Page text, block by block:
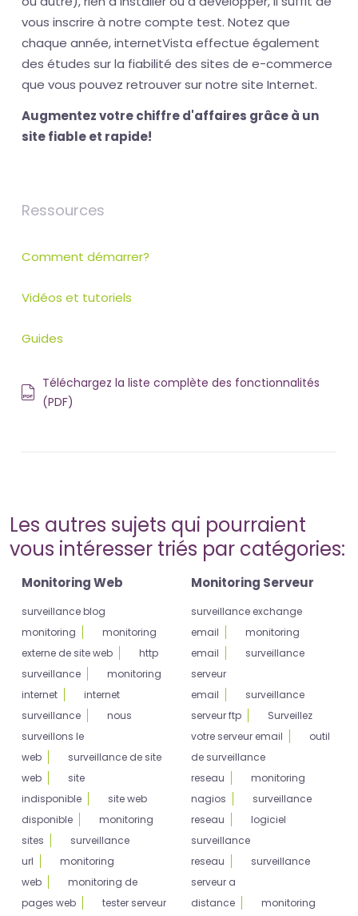
vous inscrire à notre compte test. Notez que
chaque année, internetVista effectue également
des études sur la fiabilité des sites de e-commerce
que vous pouvez retrouver sur notre site Internet.
Augmentez votre chiffre d'affaires grâce à un
site fiable et rapide!
Ressources
Comment démarrer?
Vidéos et tutoriels
Guides
Téléchargez la liste complète des fonctionnalités
(PDF)
Les autres sujets qui pourraient
vous intéresser triés par catégories:
Monitoring Web
surveillance blog
monitoring
monitoring
externe de site web
http
surveillance
monitoring
internet
internet
surveillance
nous
surveillons le
web
surveillance de site
web
site
indisponible
site web
disponible
monitoring
sites
surveillance
url
monitoring
web
monitoring de
pages web
tester serveur
Monitoring Serveur
surveillance exchange
email
monitoring
email
surveillance
serveur
email
surveillance
serveur ftp
Surveillez
votre serveur email
outil
de surveillance
reseau
monitoring
nagios
surveillance
reseau
logiciel
surveillance
reseau
surveillance
serveur a
distance
monitoring